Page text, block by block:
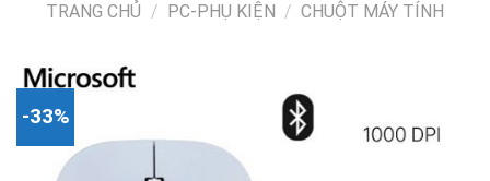
TRANG CHỦ / PC-PHỤ KIỆN / CHUỘT MÁY TÍNH
-33%